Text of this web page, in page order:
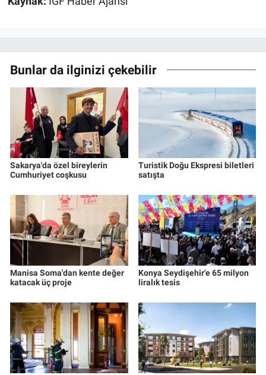
Bunlar da ilginizi çekebilir
Sakarya'da özel bireylerin
Cumhuriyet coşkusu
Turistik Doğu Ekspresi biletleri
satışta
Manisa Soma'dan kente değer
katacak üç proje
Konya Seydişehir'e 65 milyon
liralık tesis